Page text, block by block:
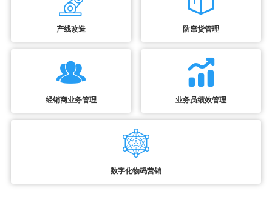
产线改造 防窜货管理
经销商业务管理 业务员绩效管理
数字化物码营销